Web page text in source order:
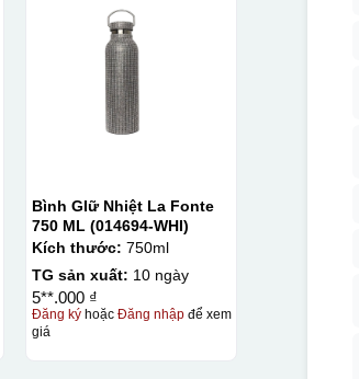
Bình GIữ Nhiệt La Fonte
750 ML (014694-WHI)
Kích thước: 750ml
TG sản xuất: 10 ngày
5**.000 ₫
Đăng ký hoặcĐăng nhập để xem
giá